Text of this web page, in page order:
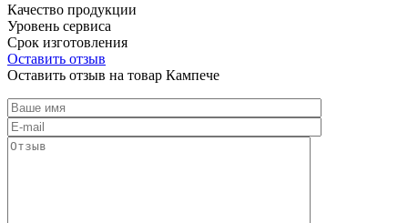
Качество продукции
Уровень сервиса
Срок изготовления
Оставить отзыв
Оставить отзыв на товар Кампече